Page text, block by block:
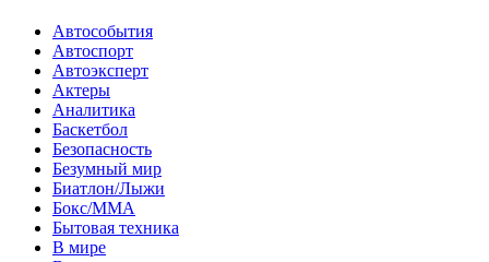
Автособытия
Автоспорт
Автоэксперт
Актеры
Аналитика
Баскетбол
Безопасность
Безумный мир
Биатлон/Лыжи
Бокс/MMA
Бытовая техника
В мире